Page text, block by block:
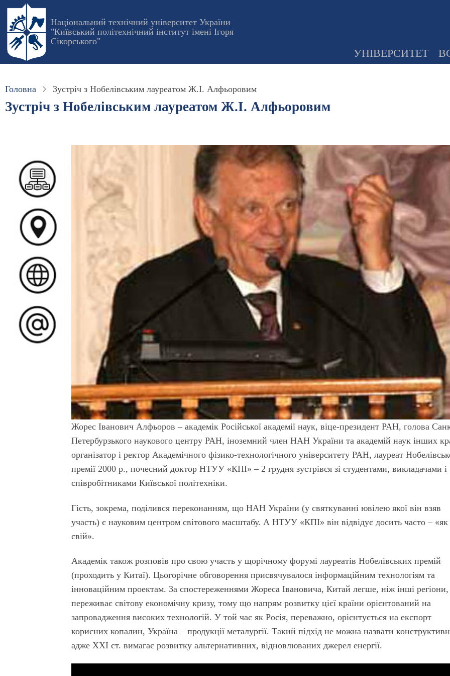
Перейти
основного
вмісту
Національний технічний університет України
"Київський політехнічний інститут імені Ігоря
Сікорського"
УНІВЕРСИТЕТ
Головна Зустріч з Нобелівським лауреатом Ж.І. Алфьоровим
Зустріч з Нобелівським лауреатом Ж.І. Алфьоровим
Жорес Іванович Алфьоров – академік Російської академії наук, віце-президент РАН, голова
Петербурзького наукового центру РАН, іноземний член НАН України та академій наук інших
організатор і ректор Академічного фізико-технологічного університету РАН, лауреат
премії 2000 р., почесний доктор НТУУ «КПІ» – 2 грудня зустрівся зі студентами, викладачами і
співробітниками Київської політехніки.
Гість, зокрема, поділився переконанням, що НАН України (у святкуванні ювілею якої він взяв
участь) є науковим центром світового масштабу. А НТУУ «КПІ» він відвідує досить часто – «як
свій».
Академік також розповів про свою участь у щорічному форумі лауреатів Нобелівських премій
(проходить у Китаї). Цьогорічне обговорення присвячувалося інформаційним технологіям та
інноваційним проектам. За спостереженнями Жореса Івановича, Китай легше, ніж інші регіони,
переживає світову економічну кризу, тому що напрям розвитку цієї країни орієнтований на
запровадження високих технологій. У той час як Росія, переважно, орієнтується на експорт
корисних копалин, Україна – продукції металургії. Такий підхід не можна назвати
адже ХХІ ст. вимагає розвитку альтернативних, відновлюваних джерел енергії.